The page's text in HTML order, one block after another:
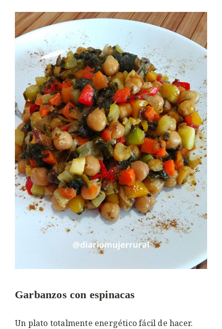
Garbanzos con espinacas
Un plato totalmente energético fácil de hacer.